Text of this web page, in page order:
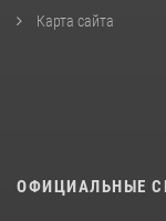
Карта сайта
ОФИЦИАЛЬНЫЕ